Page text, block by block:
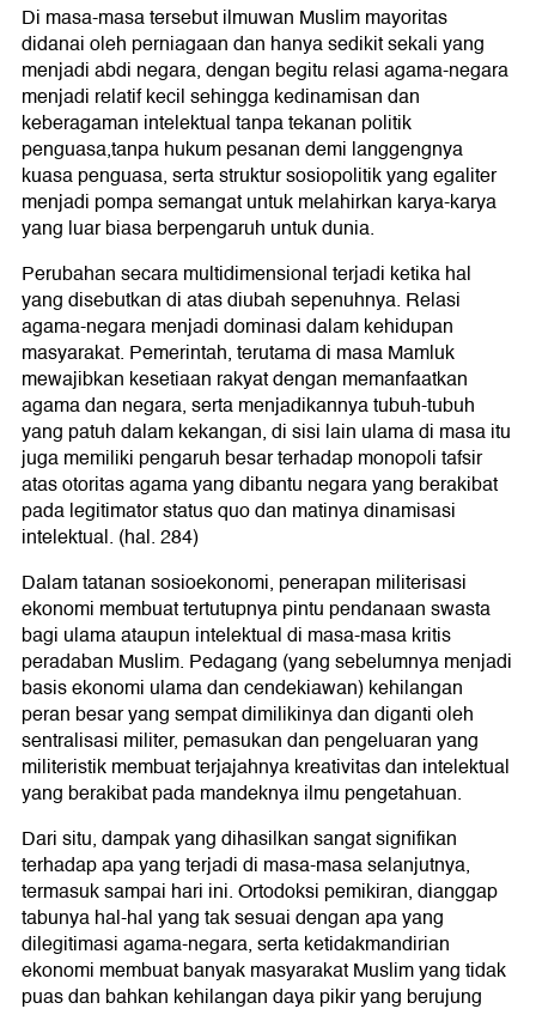
Di masa-masa tersebut ilmuwan Muslim mayoritas
didanai oleh perniagaan dan hanya sedikit sekali yang
menjadi abdi negara, dengan begitu relasi agama-negara
menjadi relatif kecil sehingga kedinamisan dan
keberagaman intelektual tanpa tekanan politik
penguasa,tanpa hukum pesanan demi langgengnya
kuasa penguasa, serta struktur sosiopolitik yang egaliter
menjadi pompa semangat untuk melahirkan karya-karya
yang luar biasa berpengaruh untuk dunia.
Perubahan secara multidimensional terjadi ketika hal
yang disebutkan di atas diubah sepenuhnya. Relasi
agama-negara menjadi dominasi dalam kehidupan
masyarakat. Pemerintah, terutama di masa Mamluk
mewajibkan kesetiaan rakyat dengan memanfaatkan
agama dan negara, serta menjadikannya tubuh-tubuh
yang patuh dalam kekangan, di sisi lain ulama di masa itu
juga memiliki pengaruh besar terhadap monopoli tafsir
atas otoritas agama yang dibantu negara yang berakibat
pada legitimator status quo dan matinya dinamisasi
intelektual. (hal. 284)
Dalam tatanan sosioekonomi, penerapan militerisasi
ekonomi membuat tertutupnya pintu pendanaan swasta
bagi ulama ataupun intelektual di masa-masa kritis
peradaban Muslim. Pedagang (yang sebelumnya menjadi
basis ekonomi ulama dan cendekiawan) kehilangan
peran besar yang sempat dimilikinya dan diganti oleh
sentralisasi militer, pemasukan dan pengeluaran yang
militeristik membuat terjajahnya kreativitas dan intelektual
yang berakibat pada mandeknya ilmu pengetahuan.
Dari situ, dampak yang dihasilkan sangat signifikan
terhadap apa yang terjadi di masa-masa selanjutnya,
termasuk sampai hari ini. Ortodoksi pemikiran, dianggap
tabunya hal-hal yang tak sesuai dengan apa yang
dilegitimasi agama-negara, serta ketidakmandirian
ekonomi membuat banyak masyarakat Muslim yang tidak
puas dan bahkan kehilangan daya pikir yang berujung